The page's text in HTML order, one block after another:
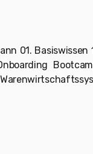
01. Basiswissen